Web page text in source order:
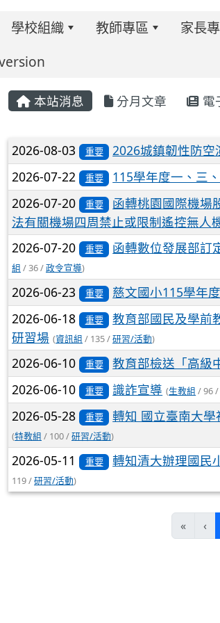
學校組織 教師專區 家長
本站消息 分月文章 電
文章列表
2026-08-03 重要 2026城鎮韌性防空
2026-07-22 重要 115學年度一、三
2026-07-20 重要
函轉桃園國際機場
法有關機場四周禁止或限制遙控無人
2026-07-20 重要 函轉數位發展部訂
組 / 36 /政令宣導)
2026-06-23 重要 慈文國小115學年
2026-06-18 重要
教育部國民及學前
研習場 (資訊組 / 135 /研習/活動)
2026-06-10 重要 教育部檢送「高級
2026-06-10 重要 識詐宣導 (生教組 / 96
2026-05-28 重要 轉知 國立臺南大
(特教組 / 100 /研習/活動)
2026-05-11 重要 轉知清大辦理國民
119 /研習/活動)
« ‹
link to https://
uploads/tad_blocks/image/
uploads/tad_blocks/image/